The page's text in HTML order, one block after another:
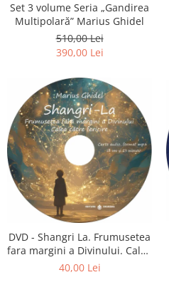
Set 3 volume Seria „Gandirea
Multipolară” Marius Ghidel
510,00 Lei
390,00 Lei
DVD - Shangri La. Frumusetea
fara margini a Divinului. Calea
catre fericire
40,00 Lei